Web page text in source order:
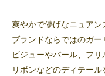
爽やかで儚げなニュアン
ブランドならではのガー
ビジューやパール、フリ
リボンなどのディテール